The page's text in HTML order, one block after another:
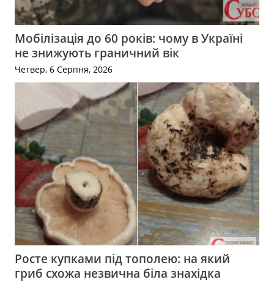
Мобілізація до 60 років: чому в Україні
не знижують граничний вік
Четвер, 6 Серпня, 2026
Росте купками під тополею: на який
гриб схожа незвична біла знахідка